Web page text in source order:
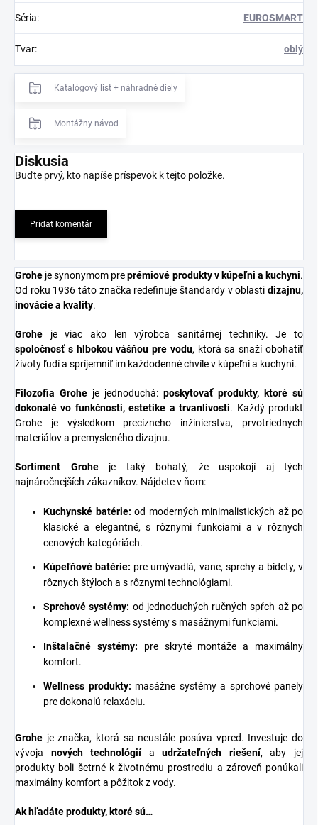
Séria: EUROSMART
Tvar: oblý
Katalógový list + náhradné diely
Montážny návod
Diskusia
Buďte prvý, kto napíše príspevok k tejto položke.
Pridať komentár
Grohe je synonymom preprémiové produkty v kúpeľni a kuchyni.
Od roku 1936 táto značka redefinuje štandardy v oblasti dizajnu,
inovácie a kvality.
Grohe je viac ako len výrobca sanitárnej techniky. Je to
spoločnosť s hlbokou vášňou pre vodu, ktorá sa snaží obohatiť
životy ľudí a spríjemniť im každodenné chvíle v kúpeľni a kuchyni.
Filozofia Grohe je jednoduchá: poskytovať produkty, ktoré sú
dokonalé vo funkčnosti, estetike a trvanlivosti. Každý produkt
Grohe je výsledkom precízneho inžinierstva, prvotriednych
materiálov a premysleného dizajnu.
Sortiment Groheje taký bohatý, že uspokojí aj tých
najnáročnejších zákazníkov. Nájdete v ňom:
Kuchynské batérie: od moderných minimalistických až po
klasické a elegantné, s rôznymi funkciami a v rôznych
cenových kategóriách.
Kúpeľňové batérie: pre umývadlá, vane, sprchy a bidety, v
rôznych štýloch a s rôznymi technológiami.
Sprchové systémy: od jednoduchých ručných spŕch až po
komplexné wellness systémy s masážnymi funkciami.
Inštalačné systémy: pre skryté montáže a maximálny
komfort.
Wellness produkty: masážne systémy a sprchové panely
pre dokonalú relaxáciu.
Grohe je značka, ktorá sa neustále posúva vpred. Investuje do
vývoja nových technológiíaudržateľných riešení, aby jej
produkty boli šetrné k životnému prostrediu a zároveň ponúkali
maximálny komfort a pôžitok z vody.
Ak hľadáte produkty, ktoré sú…